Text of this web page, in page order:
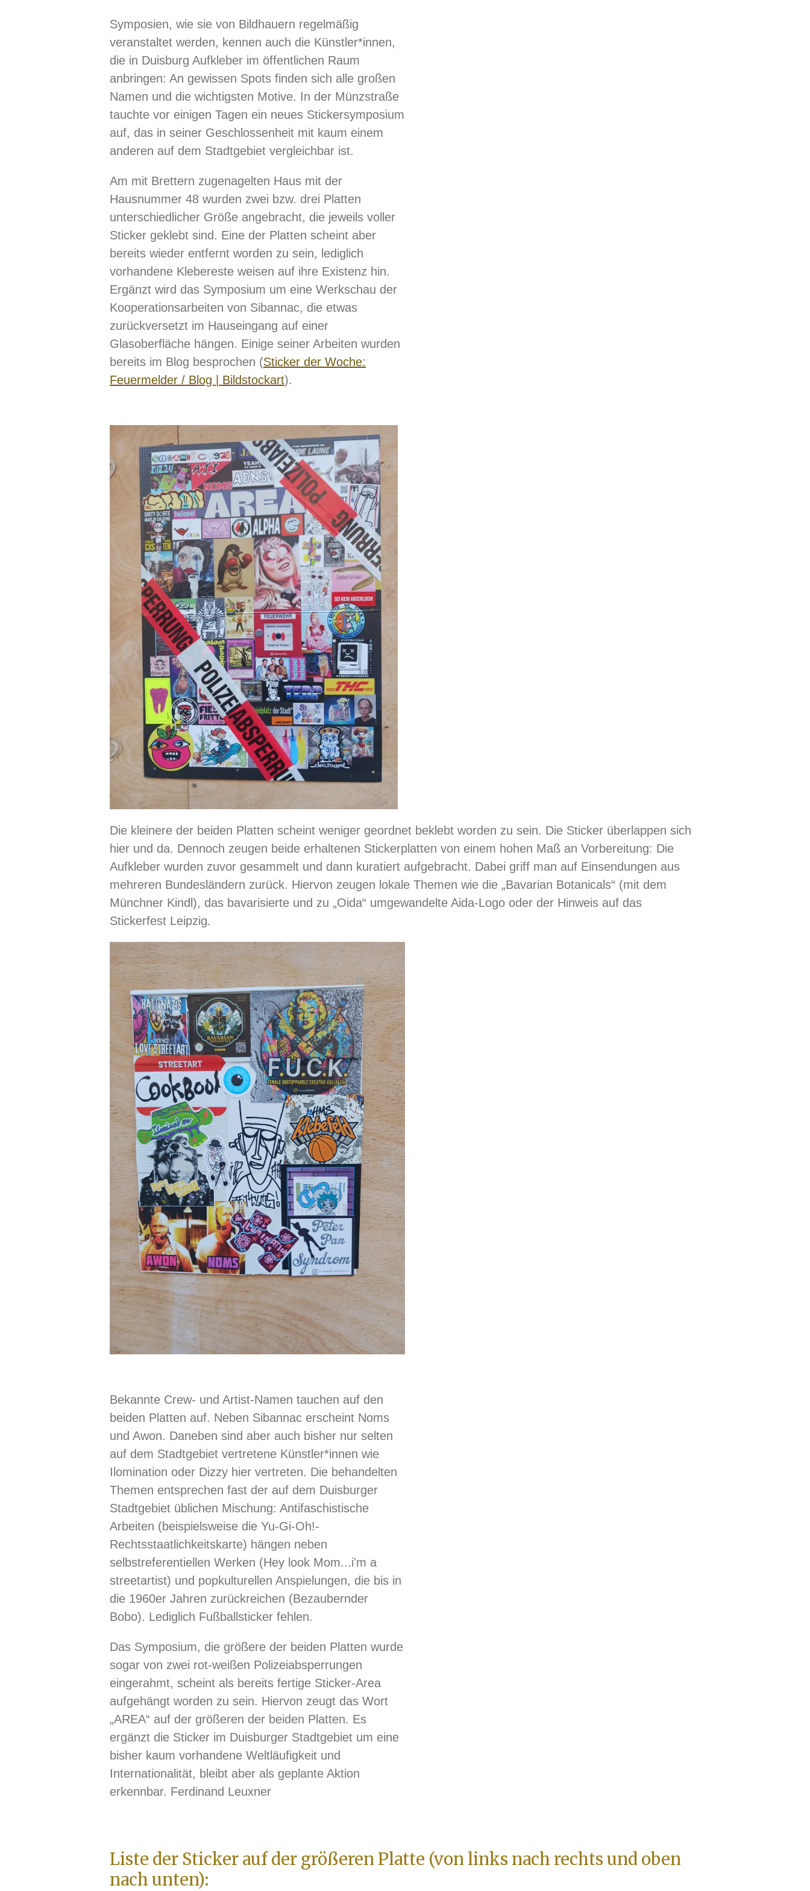
Symposien, wie sie von Bildhauern regelmäßig
veranstaltet werden, kennen auch die Künstler*innen,
die in Duisburg Aufkleber im öffentlichen Raum
anbringen: An gewissen Spots finden sich alle großen
Namen und die wichtigsten Motive. In der Münzstraße
tauchte vor einigen Tagen ein neues Stickersymposium
auf, das in seiner Geschlossenheit mit kaum einem
anderen auf dem Stadtgebiet vergleichbar ist.
Am mit Brettern zugenagelten Haus mit der
Hausnummer 48 wurden zwei bzw. drei Platten
unterschiedlicher Größe angebracht, die jeweils voller
Sticker geklebt sind. Eine der Platten scheint aber
bereits wieder entfernt worden zu sein, lediglich
vorhandene Klebereste weisen auf ihre Existenz hin.
Ergänzt wird das Symposium um eine Werkschau der
Kooperationsarbeiten von Sibannac, die etwas
zurückversetzt im Hauseingang auf einer
Glasoberfläche hängen. Einige seiner Arbeiten wurden
bereits im Blog besprochen (Sticker der Woche:
Feuermelder / Blog | Bildstockart).
Die kleinere der beiden Platten scheint weniger geordnet beklebt worden zu sein. Die Sticker überlappen sich
hier und da. Dennoch zeugen beide erhaltenen Stickerplatten von einem hohen Maß an Vorbereitung: Die
Aufkleber wurden zuvor gesammelt und dann kuratiert aufgebracht. Dabei griff man auf Einsendungen aus
mehreren Bundesländern zurück. Hiervon zeugen lokale Themen wie die „Bavarian Botanicals“ (mit dem
Münchner Kindl), das bavarisierte und zu „Oida“ umgewandelte Aida-Logo oder der Hinweis auf das
Stickerfest Leipzig.
Bekannte Crew- und Artist-Namen tauchen auf den
beiden Platten auf. Neben Sibannac erscheint Noms
und Awon. Daneben sind aber auch bisher nur selten
auf dem Stadtgebiet vertretene Künstler*innen wie
Ilomination oder Dizzy hier vertreten. Die behandelten
Themen entsprechen fast der auf dem Duisburger
Stadtgebiet üblichen Mischung: Antifaschistische
Arbeiten (beispielsweise die Yu-Gi-Oh!-
Rechtsstaatlichkeitskarte) hängen neben
selbstreferentiellen Werken (Hey look Mom...i'm a
streetartist) und popkulturellen Anspielungen, die bis in
die 1960er Jahren zurückreichen (Bezaubernder
Bobo). Lediglich Fußballsticker fehlen.
Das Symposium, die größere der beiden Platten wurde
sogar von zwei rot-weißen Polizeiabsperrungen
eingerahmt, scheint als bereits fertige Sticker-Area
aufgehängt worden zu sein. Hiervon zeugt das Wort
„AREA“ auf der größeren der beiden Platten. Es
ergänzt die Sticker im Duisburger Stadtgebiet um eine
bisher kaum vorhandene Weltläufigkeit und
Internationalität, bleibt aber als geplante Aktion
erkennbar. Ferdinand Leuxner
Liste der Sticker auf der größeren Platte (von links nach rechts und oben
nach unten):